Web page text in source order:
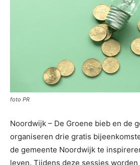
foto PR
Noordwijk – De Groene bieb en de
organiseren drie gratis
de gemeente Noordwijk te
leven. Tijdens deze sessies